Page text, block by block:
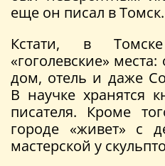
еще он писал в Томск.
Кстати, в
«гоголевские»
дом, отель и даже
В научке хранятся
писателя. Кроме
городе «живет» с
мастерской у